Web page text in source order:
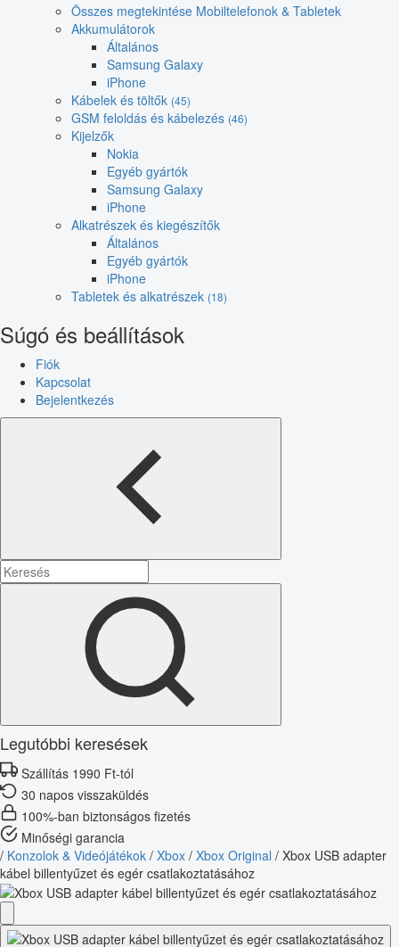
Összes megtekintése Mobiltelefonok & Tabletek
Akkumulátorok
Általános
Samsung Galaxy
iPhone
Kábelek és töltők (45)
GSM feloldás és kábelezés (46)
Kijelzők
Nokia
Egyéb gyártók
Samsung Galaxy
iPhone
Alkatrészek és kiegészítők
Általános
Egyéb gyártók
iPhone
Tabletek és alkatrészek (18)
Súgó és beállítások
Fiók
Kapcsolat
Bejelentkezés
Legutóbbi keresések
Szállítás 1990 Ft-tól
30 napos visszaküldés
100%-ban biztonságos fizetés
Minőségi garancia
/ Konzolok & Videójátékok / Xbox / Xbox Original / Xbox USB adapter
kábel billentyűzet és egér csatlakoztatásához